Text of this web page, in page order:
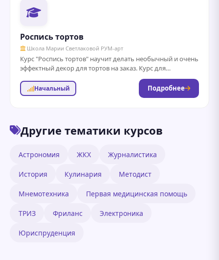
Роспись тортов
Школа Марии Светлаковой РУМ-арт
Курс "Роспись тортов" научит делать необычный и очень
эффектный декор для тортов на заказ. Курс для
профессиональных или домашних кондитеров, и...
Начальный Подробнее
Другие тематики курсов
Астрономия ЖКХ Журналистика
История Кулинария Методист
Мнемотехника Первая медицинская помощь
ТРИЗ Фриланс Электроника
Юриспруденция